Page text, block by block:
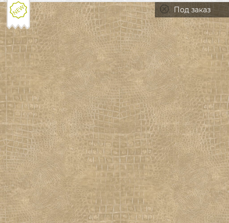
Под заказ